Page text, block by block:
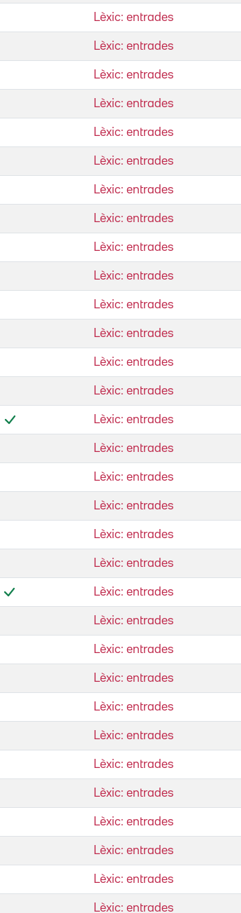
Lèxic: entrades
Lèxic: entrades
Lèxic: entrades
Lèxic: entrades
Lèxic: entrades
Lèxic: entrades
Lèxic: entrades
Lèxic: entrades
Lèxic: entrades
Lèxic: entrades
Lèxic: entrades
Lèxic: entrades
Lèxic: entrades
Lèxic: entrades
Lèxic: entrades
Lèxic: entrades
Lèxic: entrades
Lèxic: entrades
Lèxic: entrades
Lèxic: entrades
Lèxic: entrades
Lèxic: entrades
Lèxic: entrades
Lèxic: entrades
Lèxic: entrades
Lèxic: entrades
Lèxic: entrades
Lèxic: entrades
Lèxic: entrades
Lèxic: entrades
Lèxic: entrades
Lèxic: entrades